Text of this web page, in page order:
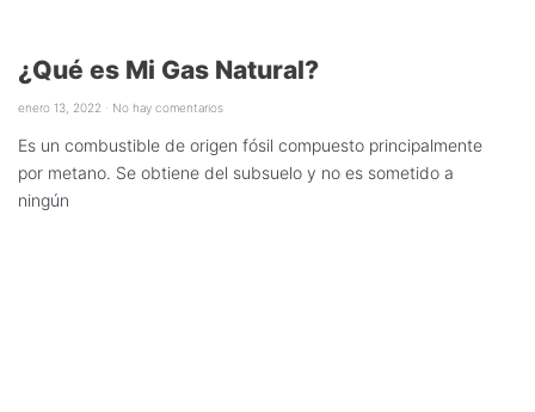
¿Qué es Mi Gas Natural?
enero 13, 2022 No hay comentarios
Es un combustible de origen fósil compuesto principalmente
por metano. Se obtiene del subsuelo y no es sometido a
ningún